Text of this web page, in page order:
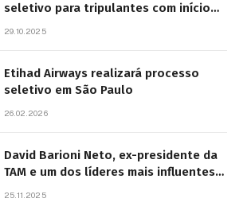
seletivo para tripulantes com início
29.10.2025
Etihad Airways realizará processo
seletivo em São Paulo
26.02.2026
David Barioni Neto, ex-presidente da
TAM e um dos líderes mais influentes
25.11.2025